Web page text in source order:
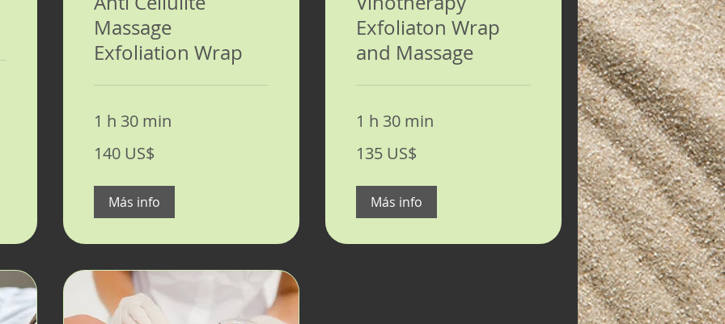
Massage
Exfoliation Wrap
1 h 30 min
dólares
estadounidenses
140 US$
Más info
Exfoliaton Wrap
and Massage
1 h 30 min
dólares
estadounidenses
135 US$
Más info